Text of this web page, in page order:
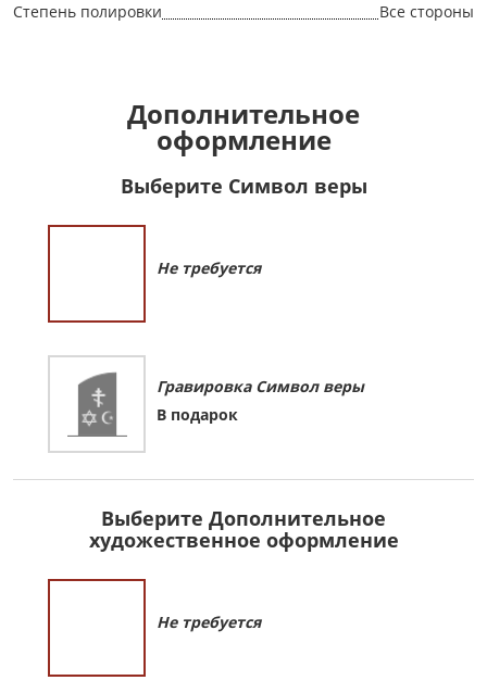
Степень полировки
Все стороны
Дополнительное
оформление
Выберите Символ веры
Не требуется
Гравировка Символ веры
В подарок
Выберите Дополнительное
художественное оформление
Не требуется